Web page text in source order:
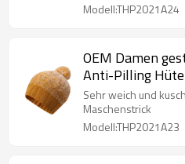
Modell:THP2021A24
OEM Damen
Anti-Pilling Hüte
Sehr weich und
Maschenstrick
Modell:THP2021A23